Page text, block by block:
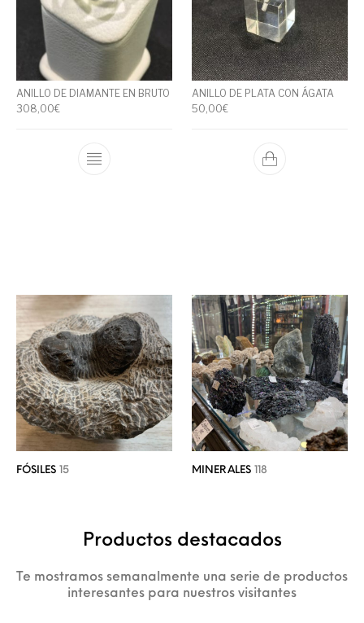
ANILLO DE DIAMANTE EN BRUTO
308,00€
ANILLO DE PLATA CON ÁGATA
50,00€
FÓSILES 15 MINERALES 118
Productos destacados
Te mostramos semanalmente una serie de productos
interesantes para nuestros visitantes